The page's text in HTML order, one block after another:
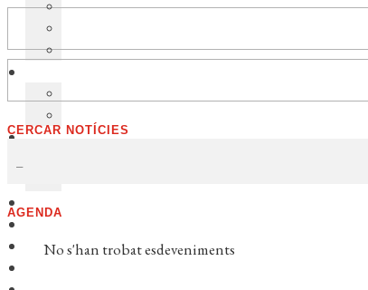
CERCAR NOTÍCIES
AGENDA
No s'han trobat esdeveniments